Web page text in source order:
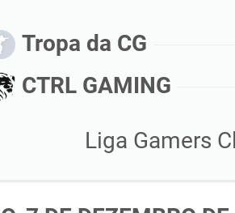
Tropa da CG
CTRL GAMING
Liga Gamers